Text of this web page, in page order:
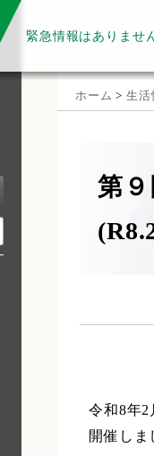
緊急情報はありませ
ホーム >生活
第
令和8年
開催しま